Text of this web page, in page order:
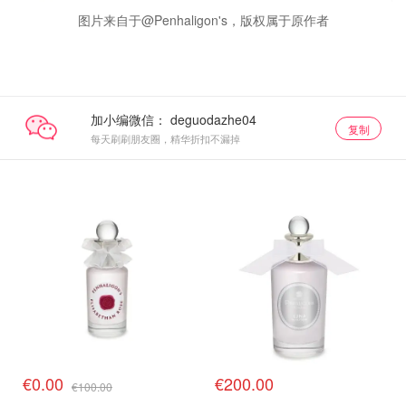
图片来自于@Penhaligon's，版权属于原作者
加小编微信：
每天刷刷朋友圈，精华折扣不漏掉
复制
€0.00 €100.00 €200.00